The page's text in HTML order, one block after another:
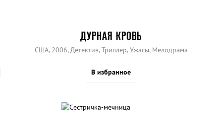
ДУРНАЯ КРОВЬ
США, 2006, Детектив, Триллер, Ужасы, Мелодрама
В избранное